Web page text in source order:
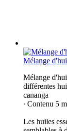
Mélange
Mélange
différentes
cananga
∙ Contenu 5
Les huiles